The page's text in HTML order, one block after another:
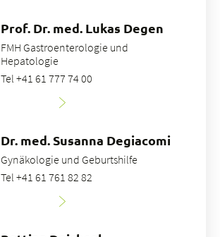
Prof. Dr. med. Lukas Degen
FMH Gastroenterologie und
Hepatologie
Tel +41 61 777 74 00
Dr. med. Susanna Degiacomi
Gynäkologie und Geburtshilfe
Tel +41 61 761 82 82